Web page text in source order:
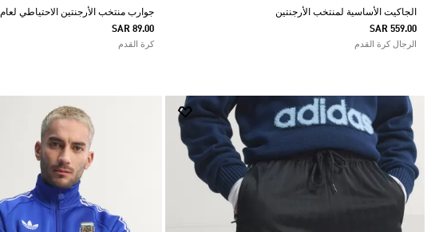
الجاكيت الأساسية لمنتخب الأرجنتين
SAR 559.00
الرجال كرة القدم
جوارب منتخب الأرجنتين الاحتياطي لعام 2026
SAR 89.00
كرة القدم